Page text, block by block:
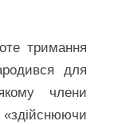
тримання
для
члени